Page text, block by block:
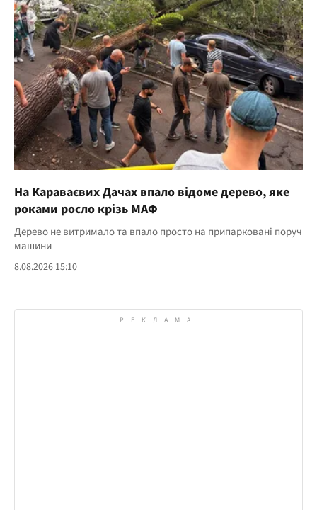
На Караваєвих Дачах впало відоме дерево, яке
роками росло крізь МАФ
Дерево не витримало та впало просто на припарковані поруч
машини
8.08.2026 15:10